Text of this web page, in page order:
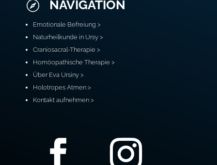
 NAVIGATION
Emotionale Befreiung >
Naturheilkunde in Ursy >
Craniosacral-Therapie >
Homöopathische Therapie >
Über Eva Ursiny >
Holotropes Atmen >
Kontakt aufnehmen >